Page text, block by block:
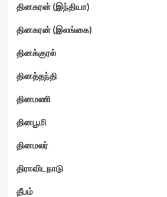
தினகரன் (இந்தியா)
தினகரன் (இலங்கை)
தினக்குரல்
தினத்தந்தி
தினமணி
தினபூமி
தினமலர்
திராவிடநாடு
தீபம்